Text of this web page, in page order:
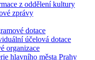
z oddělení kultury
zprávy
dotace
účelová dotace
organizace
hlavního města Prahy